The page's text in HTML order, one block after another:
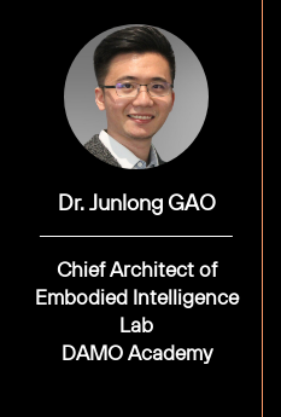
Dr. Junlong GAO
Chief Architect of
Embodied Intelligence
Lab
DAMO Academy